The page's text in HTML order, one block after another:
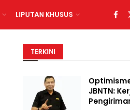
LIPUTAN KHUSUS
TERKINI
JBNTN: